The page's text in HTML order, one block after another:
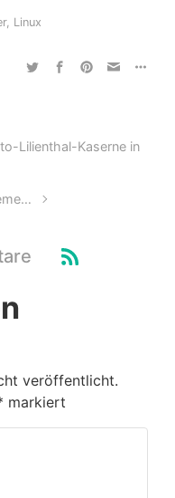
, Linux
Lilienthal-Kaserne in
veröffentlicht.
markiert